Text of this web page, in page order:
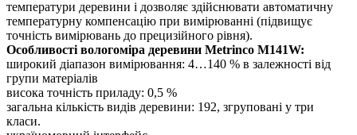
температури деревини і дозволяє здійснювати автоматичну
температурну компенсацію при вимірюванні (підвищує
точність вимірювань до прецизійного рівня).
Особливості вологоміра деревини Metrinco M141W:
широкий діапазон вимірювання: 4…140 % в залежності від
групи матеріалів
висока точність приладу: 0,5 %
загальна кількість видів деревини: 192, згруповані у три
класи.